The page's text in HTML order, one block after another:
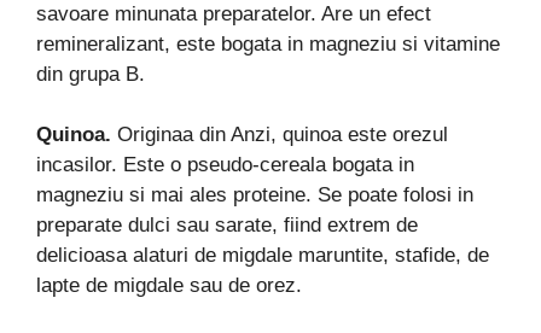
savoare minunata preparatelor. Are un efect
remineralizant, este bogata in magneziu si vitamine
din grupa B.
Quinoa. Originaa din Anzi, quinoa este orezul
incasilor. Este o pseudo-cereala bogata in
magneziu si mai ales proteine. Se poate folosi in
preparate dulci sau sarate, fiind extrem de
delicioasa alaturi de migdale maruntite, stafide, de
lapte de migdale sau de orez.